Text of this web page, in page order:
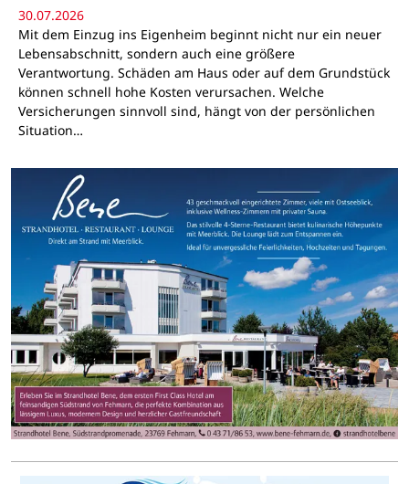
30.07.2026
Mit dem Einzug ins Eigenheim beginnt nicht nur ein neuer
Lebensabschnitt, sondern auch eine größere
Verantwortung. Schäden am Haus oder auf dem Grundstück
können schnell hohe Kosten verursachen. Welche
Versicherungen sinnvoll sind, hängt von der persönlichen
Situation…